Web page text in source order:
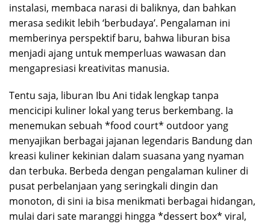
instalasi, membaca narasi di baliknya, dan bahkan
merasa sedikit lebih ‘berbudaya’. Pengalaman ini
memberinya perspektif baru, bahwa liburan bisa
menjadi ajang untuk memperluas wawasan dan
mengapresiasi kreativitas manusia.
Tentu saja, liburan Ibu Ani tidak lengkap tanpa
mencicipi kuliner lokal yang terus berkembang. Ia
menemukan sebuah *food court* outdoor yang
menyajikan berbagai jajanan legendaris Bandung dan
kreasi kuliner kekinian dalam suasana yang nyaman
dan terbuka. Berbeda dengan pengalaman kuliner di
pusat perbelanjaan yang seringkali dingin dan
monoton, di sini ia bisa menikmati berbagai hidangan,
mulai dari sate maranggi hingga *dessert box* viral,